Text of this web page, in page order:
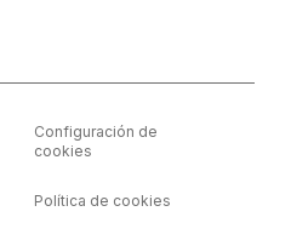
Configuración de
cookies
Política de cookies